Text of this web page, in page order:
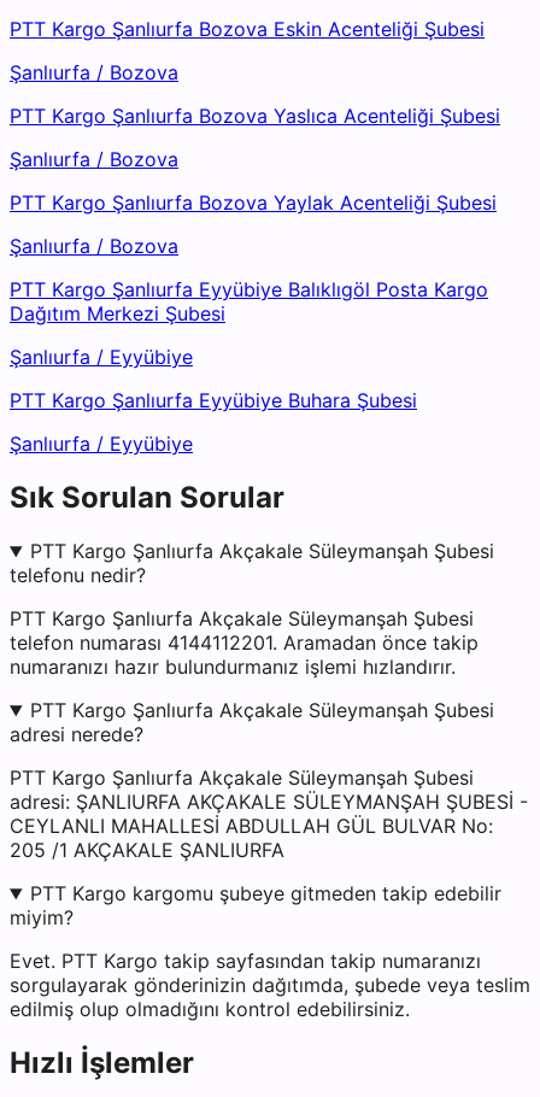
PTT Kargo Şanlıurfa Bozova Eskin Acenteliği Şubesi
Şanlıurfa / Bozova
PTT Kargo Şanlıurfa Bozova Yaslıca Acenteliği Şubesi
Şanlıurfa / Bozova
PTT Kargo Şanlıurfa Bozova Yaylak Acenteliği Şubesi
Şanlıurfa / Bozova
PTT Kargo Şanlıurfa Eyyübiye Balıklıgöl Posta Kargo
Dağıtım Merkezi Şubesi
Şanlıurfa / Eyyübiye
PTT Kargo Şanlıurfa Eyyübiye Buhara Şubesi
Şanlıurfa / Eyyübiye
Sık Sorulan Sorular
PTT Kargo Şanlıurfa Akçakale Süleymanşah Şubesi
telefonu nedir?
PTT Kargo Şanlıurfa Akçakale Süleymanşah Şubesi
telefon numarası 4144112201. Aramadan önce takip
numaranızı hazır bulundurmanız işlemi hızlandırır.
PTT Kargo Şanlıurfa Akçakale Süleymanşah Şubesi
adresi nerede?
PTT Kargo Şanlıurfa Akçakale Süleymanşah Şubesi
adresi: ŞANLIURFA AKÇAKALE SÜLEYMANŞAH ŞUBESİ -
CEYLANLI MAHALLESİ ABDULLAH GÜL BULVAR No:
205 /1 AKÇAKALE ŞANLIURFA
PTT Kargo kargomu şubeye gitmeden takip edebilir
miyim?
Evet. PTT Kargo takip sayfasından takip numaranızı
sorgulayarak gönderinizin dağıtımda, şubede veya teslim
edilmiş olup olmadığını kontrol edebilirsiniz.
Hızlı İşlemler